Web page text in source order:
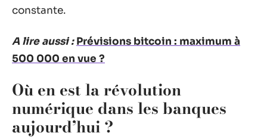
constante.
A lire aussi : Prévisions bitcoin : maximum à
500 000 en vue ?
Où en est la révolution
numérique dans les banques
aujourd’hui ?